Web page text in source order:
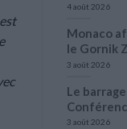
4 août 2026
Monaco
le Gornik
3 août 2026
Le
3 août 2026